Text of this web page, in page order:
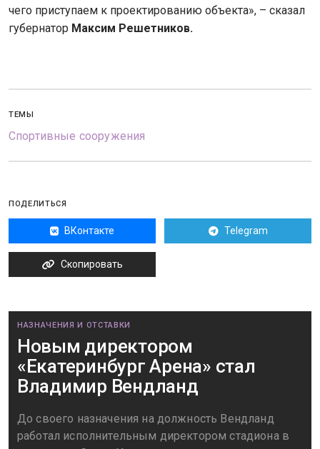
чего приступаем к проектированию объекта», – сказал
губернатор Максим Решетников.
ТЕМЫ
Спортивные сооружения
ПОДЕЛИТЬСЯ
ВКонтакте Telegram
Скопировать
НАЗНАЧЕНИЯ И ОТСТАВКИ
Новым директором
«Екатеринбург Арена» стал
Владимир Вендланд
До своего назначения на должность Вендланд
работал исполнительным директором стадиона в